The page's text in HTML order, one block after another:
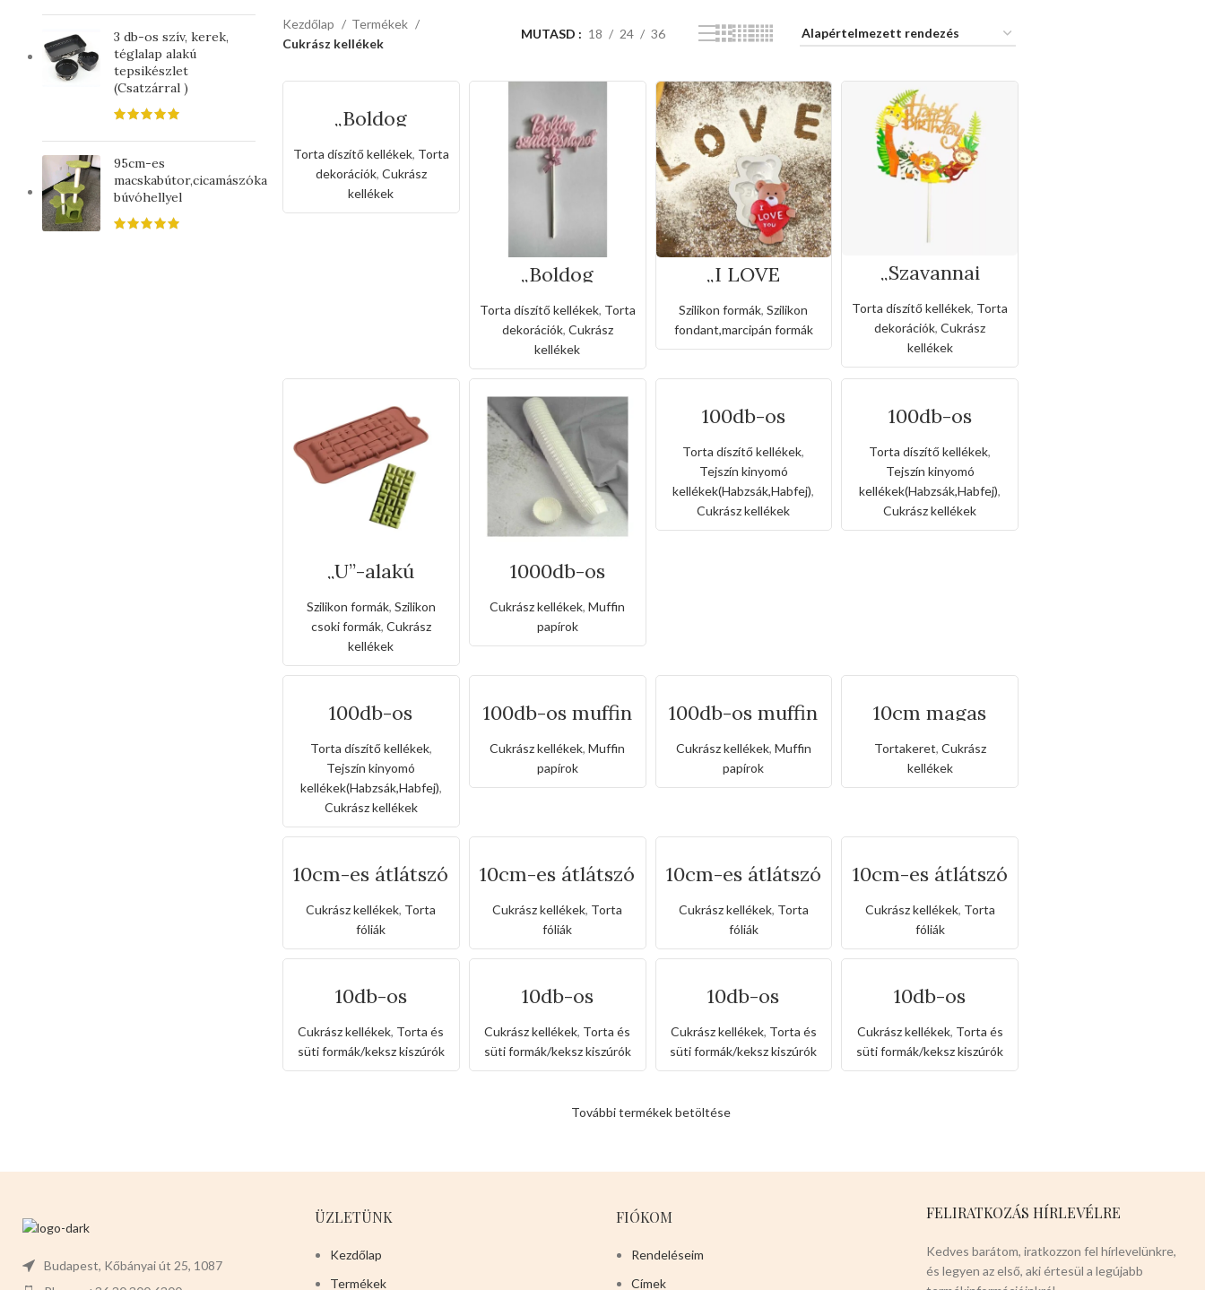
3 db-os szív, kerek,
téglalap alakú
tepsikészlet
(Csatzárral )
95cm-es
macskabútor,cicamászóka
búvóhellyel
Kezdőlap
Termékek
Cukrász kellékek
MUTASD 18 24 36
„Boldog
születésnapot”
Torta beszúró-
kék
Torta díszítő kellékek, Torta
dekorációk, Cukrász
kellékek
„Boldog
születésnapot”
Torta beszúró-
rózsaszín
Torta díszítő kellékek, Torta
dekorációk, Cukrász
kellékek
„I LOVE
YOU”szilikon
szives maci
fondant forma
Szilikon formák,Szilikon
fondant,marcipán formák
„Szavannai
állatok” torta
dekoráció
Torta díszítő kellékek, Torta
dekorációk,Cukrász
kellékek
„U”-alakú
táblacsoki
készítő szilikon
forma
Szilikon formák, Szilikon
csoki formák, Cukrász
kellékek
1000db-os
szett-11cm
Cukrász kellékek,Muffin
papírok
100db-os
egyszerhasználh
ató habzsák-
25cm
Torta díszítő kellékek,
Tejszín kinyomó
kellékek(Habzsák,Habfej),
Cukrász kellékek
100db-os
egyszerhasználh
ató habzsák-
35cm
Torta díszítő kellékek,
Tejszín kinyomó
kellékek(Habzsák,Habfej),
Cukrász kellékek
100db-os
ató habzsák-XL
Torta díszítő kellékek,
Tejszín kinyomó
kellékek(Habzsák,Habfej),
Cukrász kellékek
100db-os muffin
Cukrász kellékek,Muffin
papírok
100db-os muffin
Cukrász kellékek, Muffin
papírok
10cm magas
kerek alakú
állítható torta
keret
Tortakeret, Cukrász
kellékek
10cm-es átlátszó
(0.5kg-os)
Cukrász kellékek, Torta
fóliák
10cm-es átlátszó
(1kg-os)
Cukrász kellékek, Torta
fóliák
10cm-es átlátszó
(2kg-os)
Cukrász kellékek, Torta
fóliák
10cm-es átlátszó
Cukrász kellékek, Torta
fóliák
10db-os
ananász süti
forma
Cukrász kellékek, Torta és
süti formák/keksz kiszúrók
10db-os
süti forma
Cukrász kellékek, Torta és
süti formák/keksz kiszúrók
10db-os
cicafejes süti
forma
Cukrász kellékek, Torta és
süti formák/keksz kiszúrók
10db-os
házikó süti
forma
Cukrász kellékek, Torta és
süti formák/keksz kiszúrók
További termékek betöltése
Budapest, Kőbányai út 25, 1087
ÜZLETÜNK
Kezdőlap
Termékek
FIÓKOM
Rendeléseim
Címek
FELIRATKOZÁS HÍRLEVÉLRE
Kedves barátom, iratkozzon fel hírlevelünkre,
és legyen az első, aki értesül a legújabb